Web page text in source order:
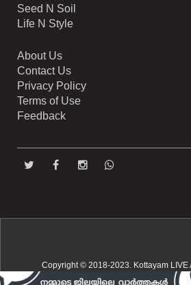
Seed N Soil
Life N Style
About Us
Contact Us
Privacy Policy
Terms of Use
Feedback
Copyright © 2018-2023. Kottayam LIVE